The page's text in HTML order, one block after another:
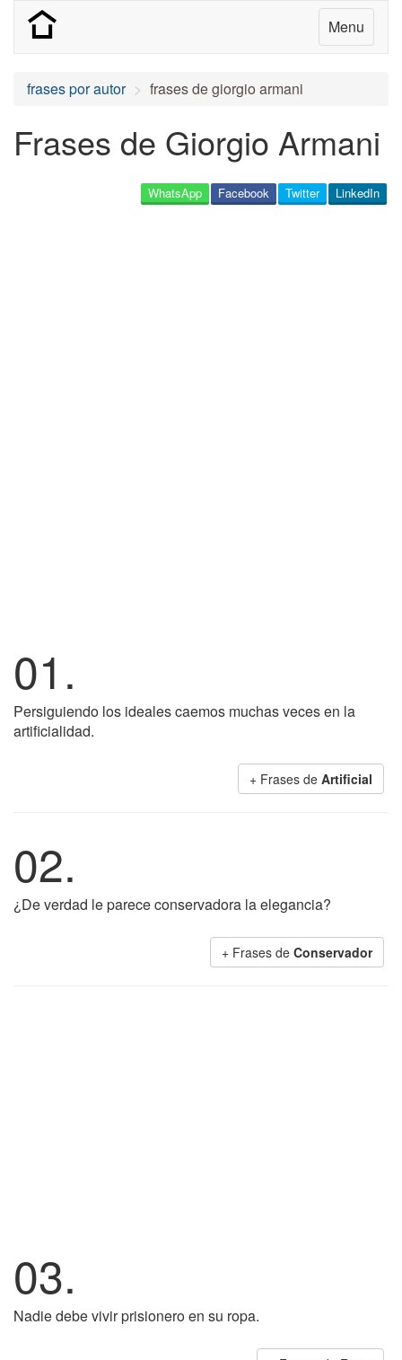
Menu
frases por autor frases de giorgio armani
Frases de Giorgio Armani
LinkedIn
Twitter
Facebook
WhatsApp
01.
Persiguiendo los ideales caemos muchas veces en la
artificialidad.
+ Frases de Artificial
02.
¿De verdad le parece conservadora la elegancia?
+ Frases de Conservador
03.
Nadie debe vivir prisionero en su ropa.